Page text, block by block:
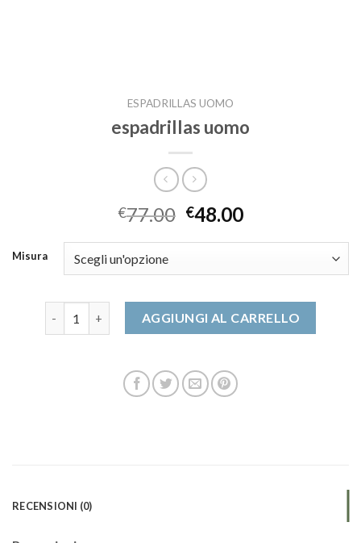
ESPADRILLAS UOMO
espadrillas uomo
€77.00 €48.00
Misura
espadrillas uomo quantitàAGGIUNGI AL CARRELLO
RECENSIONI (0)